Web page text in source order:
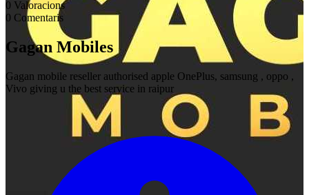
0 Valoracions
0 Comentaris
Gagan Mobiles
Gagan mobile reseller authorised apple OnePlus, samsung , oppo ,
Vivo giving u the best service in raipur